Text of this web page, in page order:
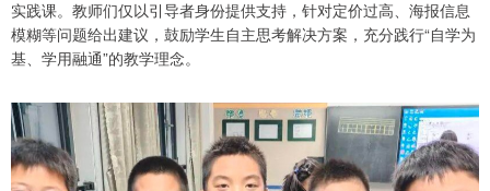
实践课。教师们仅以引导者身份提供支持，针对定价过高、海报信息
模糊等问题给出建议，鼓励学生自主思考解决方案，充分践行“自学为
基、学用融通”的教学理念。